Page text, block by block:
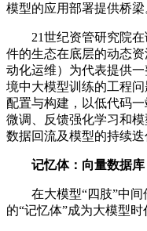
模型的应用部署提供桥梁
21世纪资管研究院
件的生态在底层的动态
动化运维）为代表提供
境中大模型训练的工程
配置与构建，以低代码
微调、反馈强化学习和
数据回流及模型的持续迭
记忆体：向量数据库
在大模型“四肢”中
的“记忆体”成为大模型